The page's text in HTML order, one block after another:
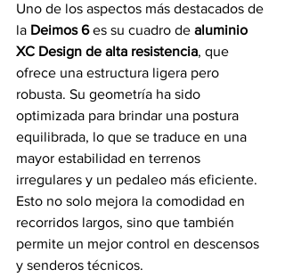
Uno de los aspectos más destacados de
la Deimos 6 es su cuadro de aluminio
XC Design de alta resistencia, que
ofrece una estructura ligera pero
robusta. Su geometría ha sido
optimizada para brindar una postura
equilibrada, lo que se traduce en una
mayor estabilidad en terrenos
irregulares y un pedaleo más eficiente.
Esto no solo mejora la comodidad en
recorridos largos, sino que también
permite un mejor control en descensos
y senderos técnicos.